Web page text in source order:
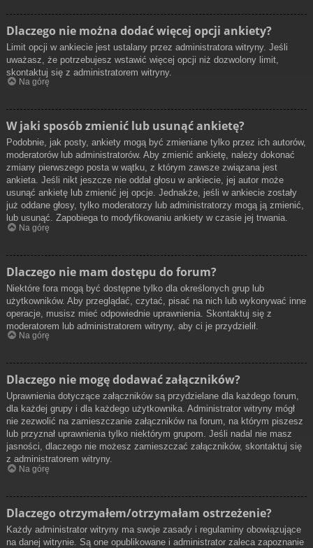
Dlaczego nie można dodać więcej opcji ankiety?
Limit opcji w ankiecie jest ustalany przez administratora witryny. Jeśli
uważasz, że potrzebujesz wstawić więcej opcji niż dozwolony limit,
skontaktuj się z administratorem witryny.
Na górę
W jaki sposób zmienić lub usunąć ankietę?
Podobnie, jak posty, ankiety mogą być zmieniane tylko przez ich autorów,
moderatorów lub administratorów. Aby zmienić ankietę, należy dokonać
zmiany pierwszego posta w wątku, z którym zawsze związana jest
ankieta. Jeśli nikt jeszcze nie oddał głosu w ankiecie, jej autor może
usunąć ankietę lub zmienić jej opcje. Jednakże, jeśli w ankiecie zostały
już oddane głosy, tylko moderatorzy lub administratorzy mogą ją zmienić,
lub usunąć. Zapobiega to modyfikowaniu ankiety w czasie jej trwania.
Na górę
Dlaczego nie mam dostępu do forum?
Niektóre fora mogą być dostępne tylko dla określonych grup lub
użytkowników. Aby przeglądać, czytać, pisać na nich lub wykonywać inne
operacje, musisz mieć odpowiednie uprawnienia. Skontaktuj się z
moderatorem lub administratorem witryny, aby ci je przydzielił.
Na górę
Dlaczego nie mogę dodawać załączników?
Uprawnienia dotyczące załączników są przydzielane dla każdego forum,
dla każdej grupy i dla każdego użytkownika. Administrator witryny mógł
nie zezwolić na zamieszczanie załączników na forum, na którym piszesz
lub przyznał uprawnienia tylko niektórym grupom. Jeśli nadal nie masz
jasności, dlaczego nie możesz zamieszczać załączników, skontaktuj się
z administratorem witryny.
Na górę
Dlaczego otrzymałem/otrzymałam ostrzeżenie?
Każdy administrator witryny ma swoje zasady i regulaminy obowiązujące
na danej witrynie. Są one opublikowane i administrator zaleca zapoznanie